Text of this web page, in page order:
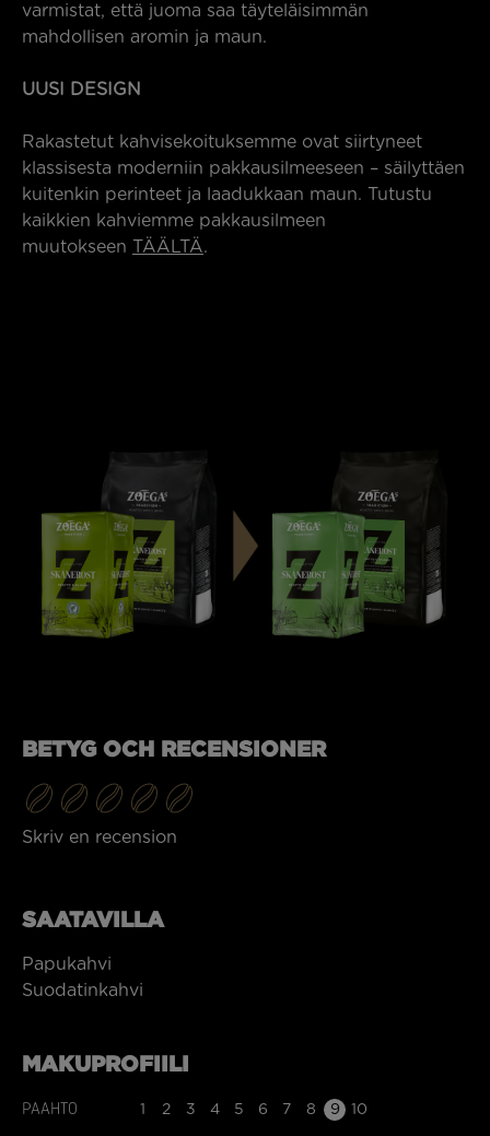
varmistat, että juoma saa täyteläisimmän
mahdollisen aromin ja maun.
UUSI DESIGN
Rakastetut kahvisekoituksemme ovat siirtyneet
klassisesta moderniin pakkausilmeeseen – säilyttäen
kuitenkin perinteet ja laadukkaan maun. Tutustu
kaikkien kahviemme pakkausilmeen
muutokseen
TÄÄLTÄ.
BETYG OCH RECENSIONER
Skriv en recension
SAATAVILLA
Papukahvi
Suodatinkahvi
MAKUPROFIILI
PAAHTO 1 2 3 4 5 6 7 8 9 10